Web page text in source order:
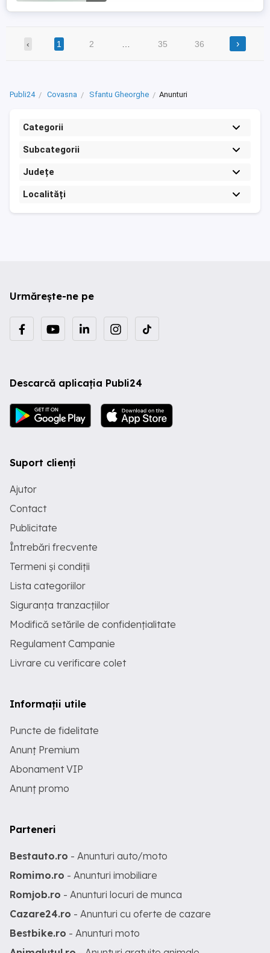
‹ 1 2 35 36 ›
Publi24 Covasna Sfantu Gheorghe Anunturi
Categorii
Subcategorii
Județe
Localități
Urmărește-ne pe
Descarcă aplicația Publi24
Suport clienți
Ajutor
Contact
Publicitate
Întrebări frecvente
Termeni și condiții
Lista categoriilor
Siguranța tranzacțiilor
Modifică setările de confidențialitate
Regulament Campanie
Livrare cu verificare colet
Informații utile
Puncte de fidelitate
Anunț Premium
Abonament VIP
Anunț promo
Parteneri
Bestauto.ro - Anunturi auto/moto
Romimo.ro - Anunturi imobiliare
Romjob.ro - Anunturi locuri de munca
Cazare24.ro - Anunturi cu oferte de cazare
Bestbike.ro - Anunturi moto